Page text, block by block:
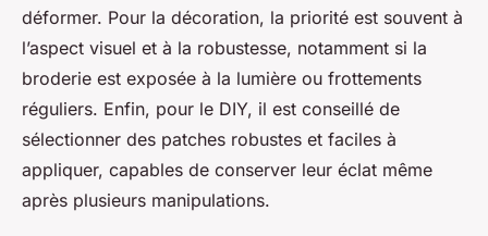
déformer. Pour la décoration, la priorité est souvent à
l’aspect visuel et à la robustesse, notamment si la
broderie est exposée à la lumière ou frottements
réguliers. Enfin, pour le DIY, il est conseillé de
sélectionner des patches robustes et faciles à
appliquer, capables de conserver leur éclat même
après plusieurs manipulations.